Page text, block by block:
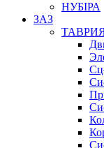
НУБІРА
ЗАЗ